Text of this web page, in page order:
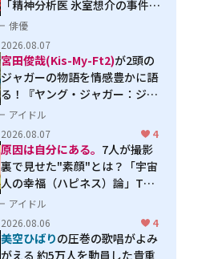
「精神分析医 氷室想介の事件簿
３」で見せる進化
俳優
2026.08.07
宮田俊哉(Kis-My-Ft2)が2頭の
ジャガーの物語を情感豊かに語
る！『ヤング・ジャガー：ジャ
ングル王への道』『ジャガーと
ウミガメの物語：熱帯林の守護
神』で見せるナレーションの妙
アイドル
2026.08.07
4
原因は自分にある。 7人が撮影
裏で見せた"素顔"とは？「宇宙
人の幸福（ハピネス）論」THE
MAKING
アイドル
2026.08.06
4
美空ひばりの圧巻の歌唱がよみ
がえる 約5万人を動員した貴重